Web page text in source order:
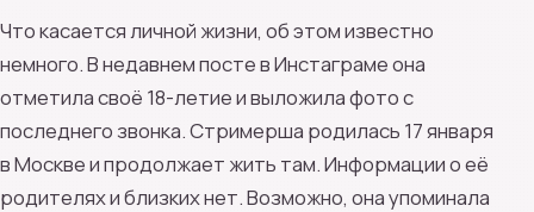
Что касается личной жизни, об этом известно
немного. В недавнем посте в Инстаграме она
отметила своё 18-летие и выложила фото с
последнего звонка. Стримерша родилась 17 января
в Москве и продолжает жить там. Информации о её
родителях и близких нет. Возможно, она упоминала